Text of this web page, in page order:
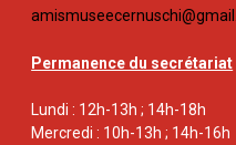
Permanence du secrétariat
Lundi : 12h-13h ; 14h-18h
Mercredi : 10h-13h ; 14h-16h